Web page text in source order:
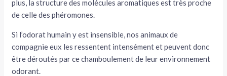
plus, la structure des molécules aromatiques est très proche
de celle des phéromones.
Si l’odorat humain y est insensible, nos animaux de
compagnie eux les ressentent intensément et peuvent donc
être déroutés par ce chamboulement de leur environnement
odorant.